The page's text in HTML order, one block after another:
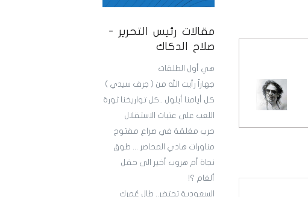
مقالات رئيس التحرير -
صلاح الدكاك
هي أول الطلقات
جهاراً رأيت الله من ( جرف سيدي )
كل أيامنا أيلول ..كل تواريخنا ثورة
اللعب على عتبات الاستقلال
حرب مغلقة في صراع مفتوح
مناورات هادي المحاصر ... طوق
نجاة أم هروب أخير الى حقل
ألغام ؟!
السعودية تحتضر.. طال عُمرك